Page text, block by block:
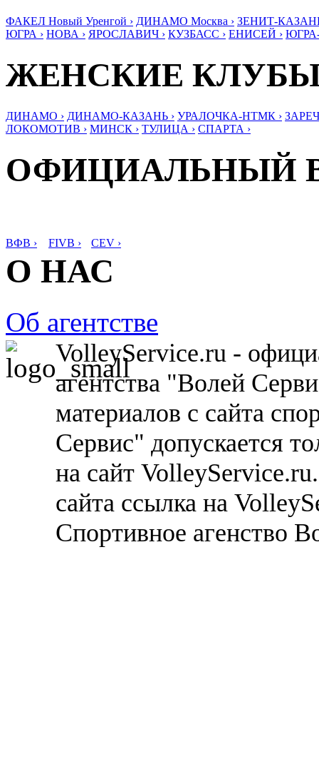
ФАКЕЛ Новый Уренгой › ДИНАМО Москва › ЗЕНИТ-
ЮГРА › НОВА › ЯРОСЛАВИЧ › КУЗБАСС › ЕНИСЕЙ ›
ЖЕНСКИЕ
ДИНАМО › ДИНАМО-КАЗАНЬ › УРАЛОЧКА-НТМК ›
ЛОКОМОТИВ › МИНСК › ТУЛИЦА › СПАРТА ›
ОФИЦИАЛЬНЫЙ
ВФВ › FIVB › CEV ›
О НАС
Об агентстве
VolleyService.ru -
агентства "Волей
материалов с сайта
Сервис" допускается
на сайт
сайта ссылка на
Спортивное агенство